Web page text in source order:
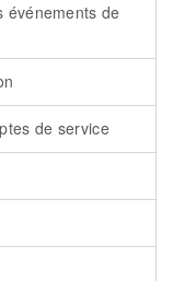
événements de
de service